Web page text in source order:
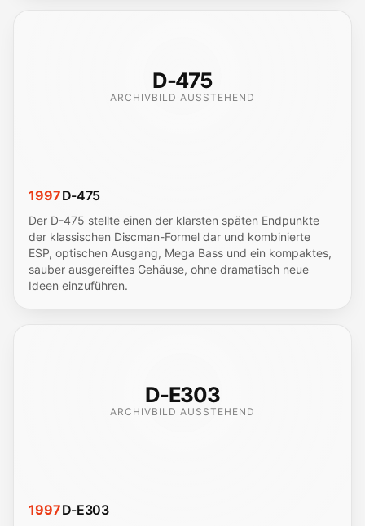
D-475
ARCHIVBILD AUSSTEHEND
1997D-475
Der D-475 stellte einen der klarsten späten Endpunkte
der klassischen Discman-Formel dar und kombinierte
ESP, optischen Ausgang, Mega Bass und ein kompaktes,
sauber ausgereiftes Gehäuse, ohne dramatisch neue
Ideen einzuführen.
D-E303
ARCHIVBILD AUSSTEHEND
1997D-E303